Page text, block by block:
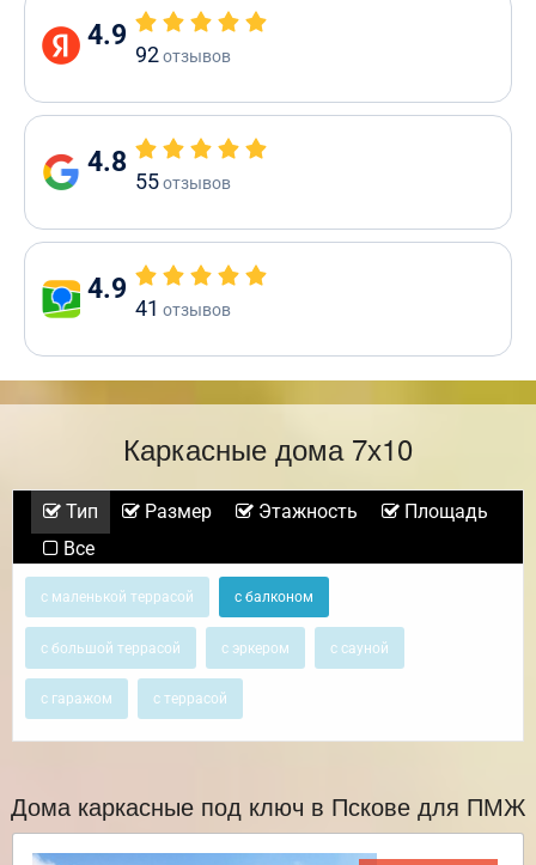
4.9
92отзывов
4.8
55отзывов
4.9
41 отзывов
Каркасные дома 7х10
Тип Размер Этажность
Площадь
Все
с маленькой террасой с балконом
с большой террасой с эркером с сауной
с гаражом с террасой
Дома каркасные под ключ в Пскове для ПМЖ